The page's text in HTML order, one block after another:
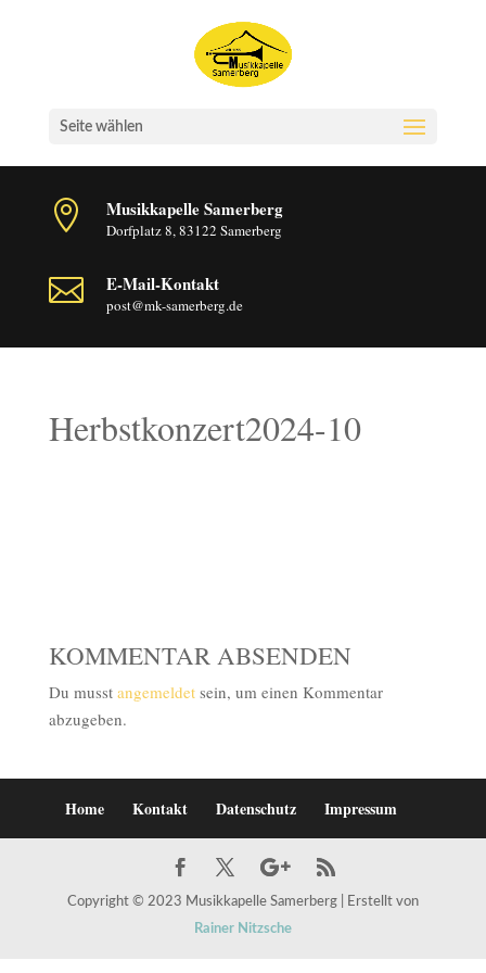
Seite wählen
 Musikkapelle Samerberg
Dorfplatz 8, 83122 Samerberg
 E-Mail-Kontakt
post@mk-samerberg.de
Herbstkonzert2024-10
KOMMENTAR ABSENDEN
Du musst angemeldetsein, um einen Kommentar
abzugeben.
Home Kontakt Datenschutz Impressum
Copyright © 2023 Musikkapelle Samerberg | Erstellt von
Rainer Nitzsche